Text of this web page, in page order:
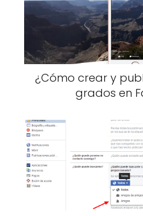
¿Cómo crear y
grados en